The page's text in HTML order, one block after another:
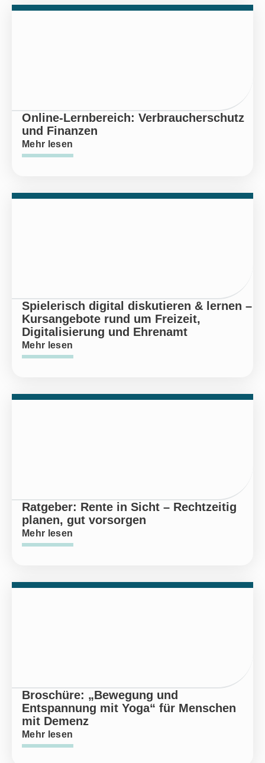
Online-Lernbereich: Verbraucherschutz
und Finanzen
Mehr lesen
Spielerisch digital diskutieren & lernen –
Kursangebote rund um Freizeit,
Digitalisierung und Ehrenamt
Mehr lesen
Ratgeber: Rente in Sicht – Rechtzeitig
planen, gut vorsorgen
Mehr lesen
Broschüre: „Bewegung und
Entspannung mit Yoga“ für Menschen
mit Demenz
Mehr lesen